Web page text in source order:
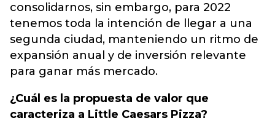
consolidarnos, sin embargo, para 2022
tenemos toda la intención de llegar a una
segunda ciudad, manteniendo un ritmo de
expansión anual y de inversión relevante
para ganar más mercado.
¿Cuál es la propuesta de valor que
caracteriza a Little Caesars Pizza?